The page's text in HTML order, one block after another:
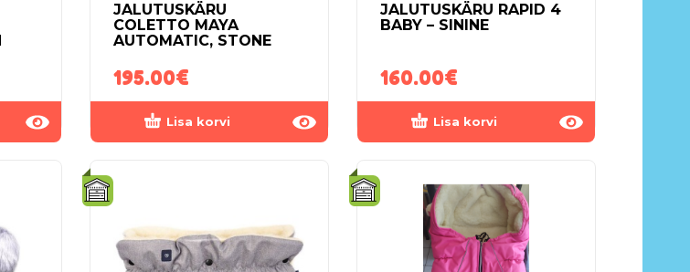
JALUTUSKÄRU
COLETTO MAYA
AUTOMATIC, STONE
195.00€
Lisa korvi
JALUTUSKÄRU RAPID 4
BABY – SININE
160.00€
Lisa korvi